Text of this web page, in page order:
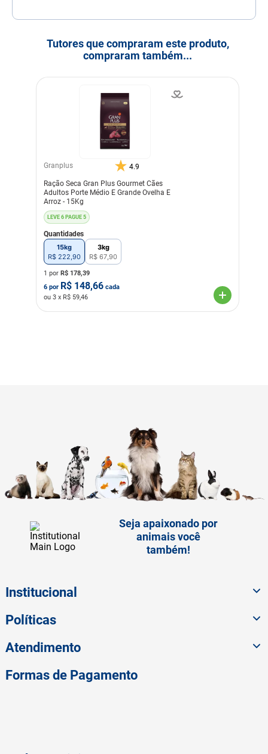
Tutores que compraram este produto,
compraram também...
Granplus 4.9
Ração Seca Gran Plus Gourmet Cães
Adultos Porte Médio E Grande Ovelha E
Arroz - 15Kg
LEVE 6 PAGUE 5
Quantidades
15kg
R$ 222,90
3kg
R$ 67,90
1 por R$ 178,39
6 por R$ 148,66 cada
ou 3 x R$ 59,46
Seja apaixonado por
animais você
também!
Institucional
Políticas
Atendimento
Formas de Pagamento